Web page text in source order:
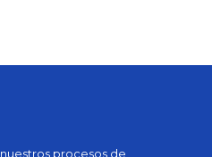
procesos de